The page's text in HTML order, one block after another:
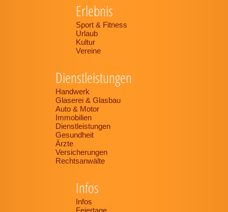
Erlebnis
Sport & Fitness
Urlaub
Kultur
Vereine
Dienstleistungen
Handwerk
Glaserei & Glasbau
Auto & Motor
Immobilien
Dienstleistungen
Gesundheit
Ärzte
Versicherungen
Rechtsanwälte
Infos
Infos
Feiertage